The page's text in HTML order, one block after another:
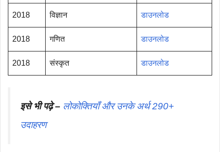
2018 विज्ञान डाउनलोड
2018 गणित डाउनलोड
2018 संस्कृत डाउनलोड
इसे भी पढ़े – लोकोक्तियाँ और उनके अर्थ 290+
उदाहरण